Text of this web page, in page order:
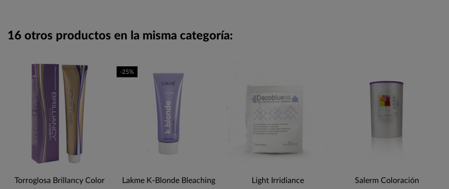
16 otros productos en la misma categoría:
Torroglosa Brillancy Color
Lakme K-Blonde Bleaching
-25%
Light Irridiance
Salerm Coloración